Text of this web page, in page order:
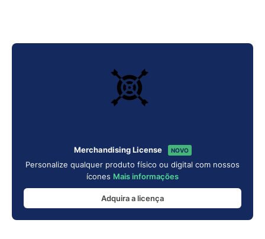
Merchandising License NOVO
Personalize qualquer produto físico ou digital com nossos
ícones Mais informações
Adquira a licença